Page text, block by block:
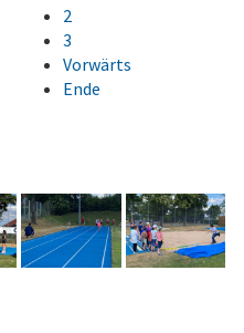
2
3
Vorwärts
Ende